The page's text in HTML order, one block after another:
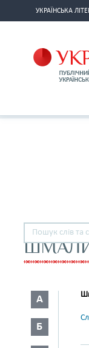
УКРАЇНСЬКА
А
Б